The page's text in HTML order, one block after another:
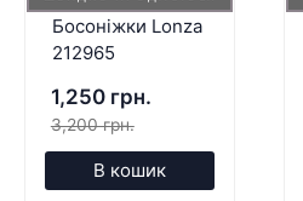
Босоніжки Lonza
212965
1,250 грн.
3,200 грн.
В кошик